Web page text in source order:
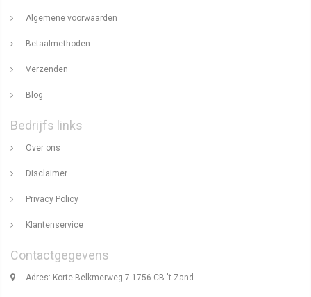
Algemene voorwaarden
Betaalmethoden
Verzenden
Blog
Bedrijfs links
Over ons
Disclaimer
Privacy Policy
Klantenservice
Contactgegevens
Adres: Korte Belkmerweg 7 1756 CB 't Zand